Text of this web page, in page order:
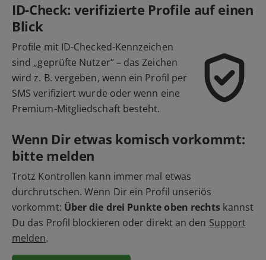
ID-Check: verifizierte Profile auf einen
Blick
Profile mit ID-Checked-Kennzeichen
sind „geprüfte Nutzer“ – das Zeichen
wird z. B. vergeben, wenn ein Profil per
SMS verifiziert wurde oder wenn eine
Premium-Mitgliedschaft besteht.
Wenn Dir etwas komisch vorkommt:
bitte melden
Trotz Kontrollen kann immer mal etwas
durchrutschen. Wenn Dir ein Profil unseriös
vorkommt: Über die drei Punkte oben rechts kannst
Du das Profil blockieren oder direkt an den Support
melden.